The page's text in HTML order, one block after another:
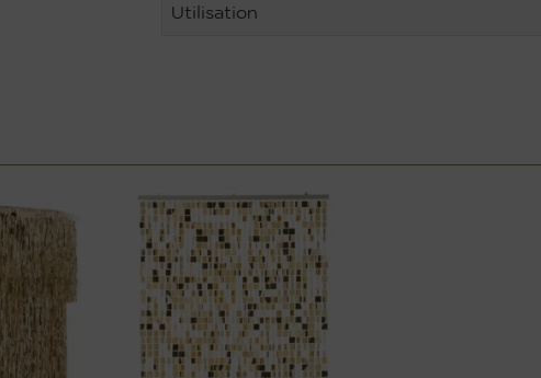
Utilisation